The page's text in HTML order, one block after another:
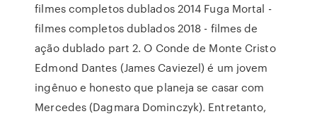
filmes completos dublados 2014 Fuga Mortal -
filmes completos dublados 2018 - filmes de
ação dublado part 2. O Conde de Monte Cristo
Edmond Dantes (James Caviezel) é um jovem
ingênuo e honesto que planeja se casar com
Mercedes (Dagmara Dominczyk). Entretanto,